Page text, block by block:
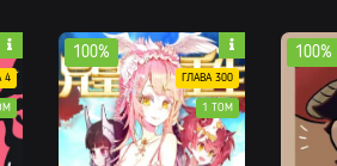
4
100%
ГЛАВА 300
1 ТОМ
100%